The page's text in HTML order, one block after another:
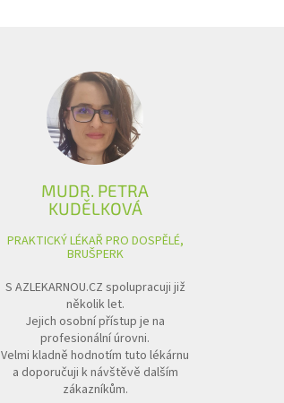
MUDR. PETRA
KUDĚLKOVÁ
PRAKTICKÝ LÉKAŘ PRO DOSPĚLÉ,
BRUŠPERK
S AZLEKARNOU.CZ spolupracuji již
několik let.
Jejich osobní přístup je na
profesionální úrovni.
Velmi kladně hodnotím tuto lékárnu
a doporučuji k návštěvě dalším
zákazníkům.